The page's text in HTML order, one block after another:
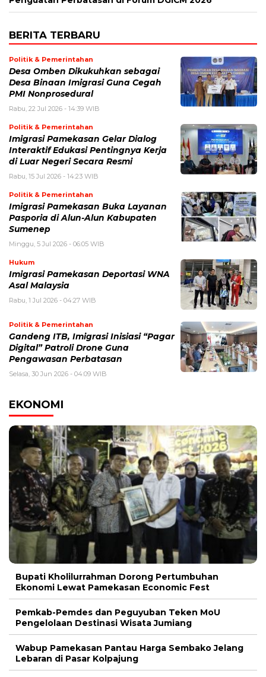
BERITA TERBARU
Politik & Pemerintahan
Desa Omben Dikukuhkan sebagai
Desa Binaan Imigrasi Guna Cegah
PMI Nonprosedural
Rabu, 22 Jul 2026 - 14:39 WIB
Politik & Pemerintahan
Imigrasi Pamekasan Gelar Dialog
Interaktif Edukasi Pentingnya Kerja
di Luar Negeri Secara Resmi
Rabu, 15 Jul 2026 - 14:23 WIB
Politik & Pemerintahan
Imigrasi Pamekasan Buka Layanan
Pasporia di Alun-Alun Kabupaten
Sumenep
Minggu, 5 Jul 2026 - 06:05 WIB
Hukum
Imigrasi Pamekasan Deportasi WNA
Asal Malaysia
Rabu, 1 Jul 2026 - 04:27 WIB
Politik & Pemerintahan
Gandeng ITB, Imigrasi Inisiasi “Pagar
Digital” Patroli Drone Guna
Pengawasan Perbatasan
Selasa, 30 Jun 2026 - 04:09 WIB
EKONOMI
Bupati Kholilurrahman Dorong Pertumbuhan
Ekonomi Lewat Pamekasan Economic Fest
Pemkab-Pemdes dan Peguyuban Teken MoU
Pengelolaan Destinasi Wisata Jumiang
Wabup Pamekasan Pantau Harga Sembako Jelang
Lebaran di Pasar Kolpajung